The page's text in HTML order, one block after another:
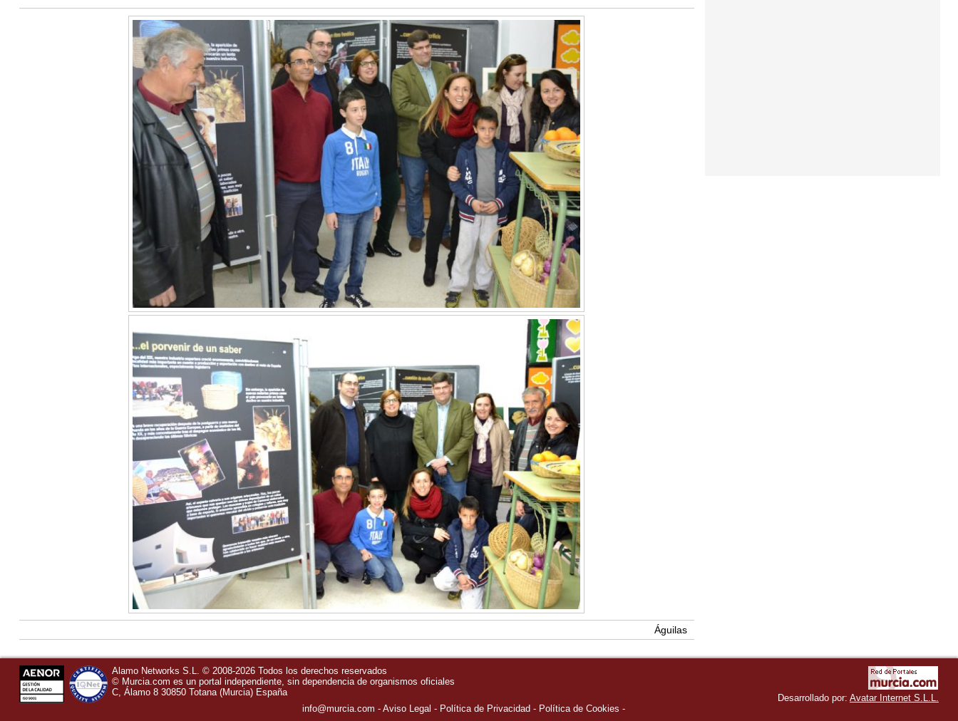
Águilas
Alamo Networks S.L. © 2008-2026 Todos los derechos reservados
© Murcia.com es un portal independiente, sin dependencia de organismos oficiales
C, Álamo 8 30850 Totana (Murcia) España
info@murcia.com
Aviso Legal Política de Privacidad - Política de Cookies
Desarrollado por: Avatar Internet S.L.L.